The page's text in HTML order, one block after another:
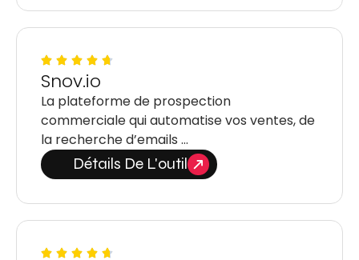
Snov.io
La plateforme de prospection
commerciale qui automatise vos ventes, de
la recherche d’emails …
Détails De L'outil